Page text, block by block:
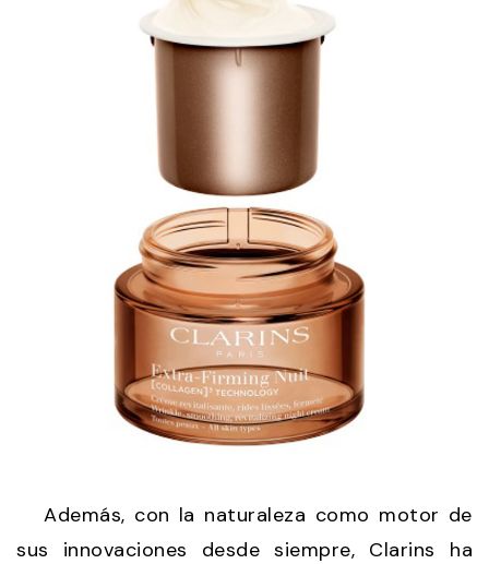
Además, con la naturaleza como motor de
sus innovaciones desde siempre, Clarins ha